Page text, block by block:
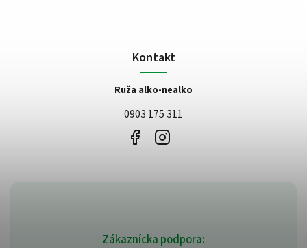
Zákaznícka podpora:
Kontakt
Ruža alko-nealko
0903 175 311